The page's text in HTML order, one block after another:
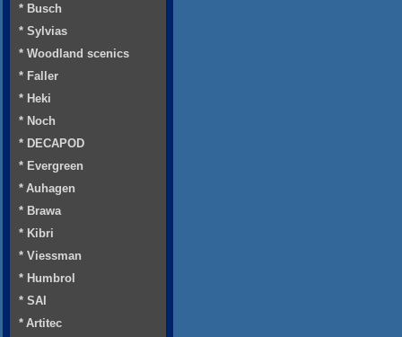
* Busch
* Sylvias
* Woodland scenics
* Faller
* Heki
* Noch
* DECAPOD
* Evergreen
* Auhagen
* Brawa
* Kibri
* Viessman
* Humbrol
* SAI
* Artitec